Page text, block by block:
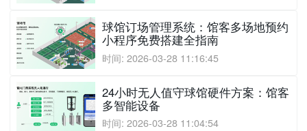
球馆订场管理系统：馆客多场地预约
小程序免费搭建全指南
时间: 2026-03-28 11:16:45
24小时无人值守球馆硬件方案：馆客
多智能设备
时间: 2026-03-28 11:04:54